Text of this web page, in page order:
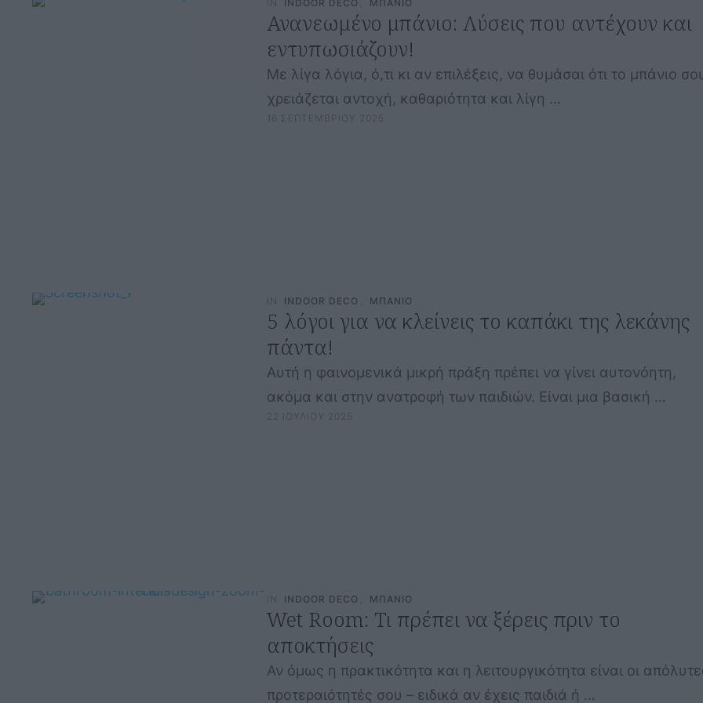
IN INDOOR DECO ΜΠΑΝΙΟ
Ανανεωμένο μπάνιο: Λύσεις που αντέχουν και
εντυπωσιάζουν!
Με λίγα λόγια, ό,τι κι αν επιλέξεις, να θυμάσαι ότι το μπάνιο
χρειάζεται αντοχή, καθαριότητα και λίγη …
16 ΣΕΠΤΕΜΒΡΙΟΥ 2025
IN INDOOR DECO ΜΠΑΝΙΟ
5 λόγοι για να κλείνεις το καπάκι της λεκάνης
πάντα!
Αυτή η φαινομενικά μικρή πράξη πρέπει να γίνει αυτονόητη,
ακόμα και στην ανατροφή των παιδιών. Είναι μια βασική …
22 ΙΟΥΛΙΟΥ 2025
IN INDOOR DECO ΜΠΑΝΙΟ
Wet Room: Τι πρέπει να ξέρεις πριν το
αποκτήσεις
Αν όμως η πρακτικότητα και η λειτουργικότητα είναι οι
προτεραιότητές σου – ειδικά αν έχεις παιδιά ή …